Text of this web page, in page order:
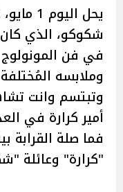
يحل
شكوكو، الذي
في فن
وملابسه
وتبتسم وانت
أمير كرارة في
فما صلة القرابة
"كرارة" وعائلة